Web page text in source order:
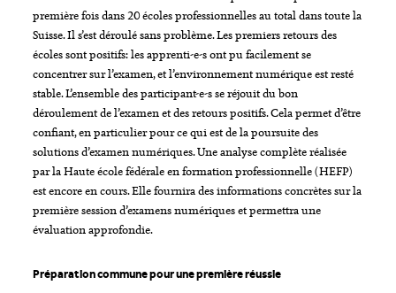
première fois dans 20 écoles professionnelles au total dans toute la
Suisse. Il s’est déroulé sans problème. Les premiers retours des
écoles sont positifs: les apprenti-e-s ont pu facilement se
concentrer sur l’examen, et l’environnement numérique est resté
stable. L’ensemble des participant-e-s se réjouit du bon
déroulement de l’examen et des retours positifs. Cela permet d’être
confiant, en particulier pour ce qui est de la poursuite des
solutions d’examen numériques. Une analyse complète réalisée
par la Haute école fédérale en formation professionnelle (HEFP)
est encore en cours. Elle fournira des informations concrètes sur la
première session d’examens numériques et permettra une
évaluation approfondie.
Préparation commune pour une première réussie